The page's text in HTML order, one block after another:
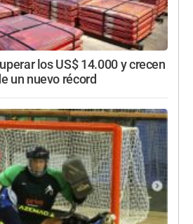
los US$ 14.000 y crecen
un nuevo récord